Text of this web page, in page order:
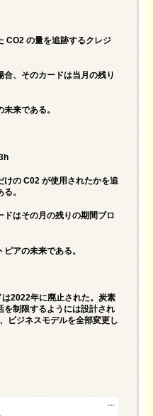
CO2 の量を追跡するクレジ
、そのカードは当月の残り
来である。
けの C02 が使用されたかを追
。
はその月の残りの期間ブロ
アの未来である。
2022年に廃止された。炭素
を制限するようには設計され
ビジネスモデルを全部変更し